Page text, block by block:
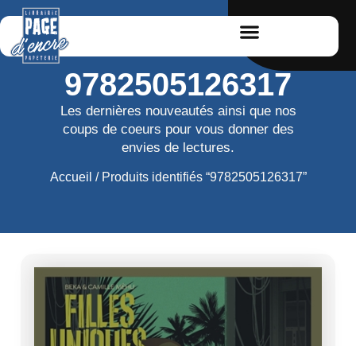
9782505126317
Les dernières nouveautés ainsi que nos
coups de coeurs pour vous donner des
envies de lectures.
Accueil / Produits identifiés “9782505126317”